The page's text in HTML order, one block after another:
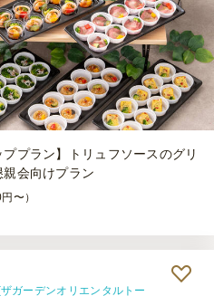
プラン】トリュフソースのグリ
会向けプラン
〜）
ガーデンオリエンタルトー